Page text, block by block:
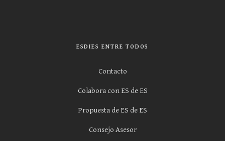
ESDIES ENTRE TODOS
Contacto
Colabora con ES de ES
Propuesta de ES de ES
Consejo Asesor